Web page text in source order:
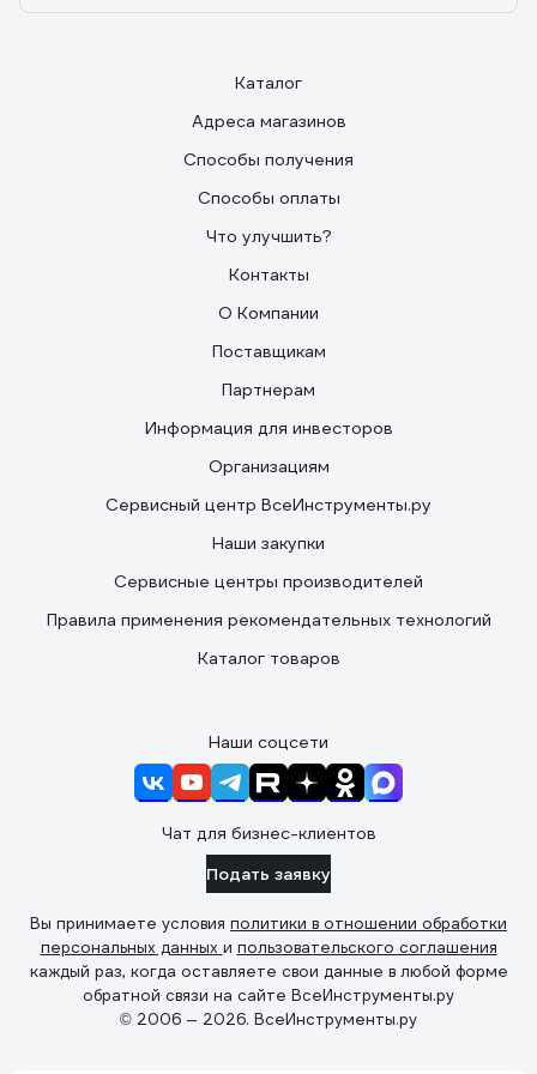
Каталог
Адреса магазинов
Способы получения
Способы оплаты
Что улучшить?
Контакты
О Компании
Поставщикам
Партнерам
Информация для инвесторов
Организациям
Сервисный центр ВсеИнструменты.ру
Наши закупки
Сервисные центры производителей
Правила применения рекомендательных технологий
Каталог товаров
Наши соцсети
Чат для бизнес-клиентов
Подать заявку
Вы принимаете условия политики в отношении обработки
персональных данных и пользовательского соглашения
каждый раз, когда оставляете свои данные в любой форме
обратной связи на сайте ВсеИнструменты.ру
© 2006 — 2026. ВсеИнструменты.ру